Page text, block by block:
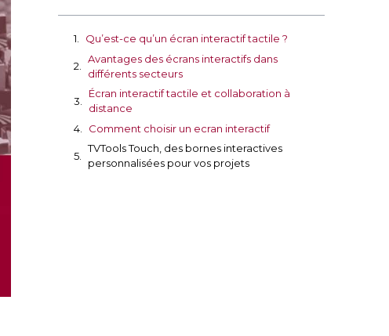
Qu’est-ce qu’un écran interactif tactile ?
Avantages des écrans interactifs dans
différents secteurs
Écran interactif tactile et collaboration à
distance
Comment choisir un ecran interactif
TVTools Touch, des bornes interactives
personnalisées pour vos projets